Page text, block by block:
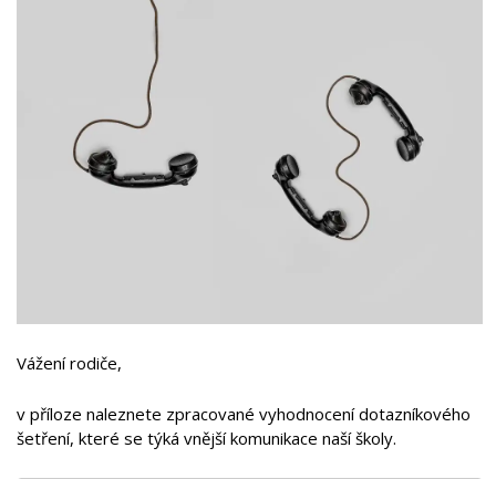
Vážení rodiče,
v příloze naleznete zpracované vyhodnocení dotazníkového
šetření, které se týká vnější komunikace naší školy.